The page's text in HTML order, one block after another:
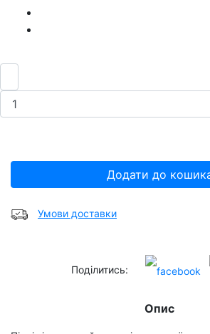
Додати до
Умови доставки
Поділитись:
Опис